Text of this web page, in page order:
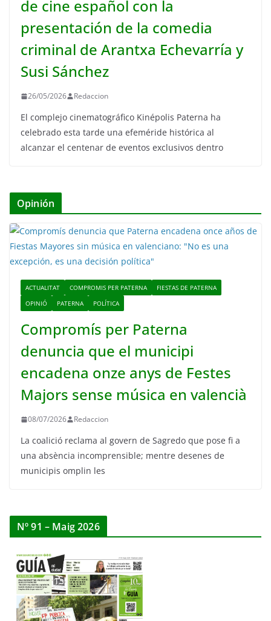
de cine español con la
presentación de la comedia
criminal de Arantxa Echevarría y
Susi Sánchez
26/05/2026 Redaccion
El complejo cinematográfico Kinépolis Paterna ha
celebrado esta tarde una efeméride histórica al
alcanzar el centenar de eventos exclusivos dentro
Opinión
ACTUALITAT COMPROMIS PER PATERNA
FIESTAS DE PATERNA
OPINIÓ
PATERNA POLÍTICA
Compromís per Paterna
denuncia que el municipi
encadena onze anys de Festes
Majors sense música en valencià
08/07/2026 Redaccion
La coalició reclama al govern de Sagredo que pose fi a
una absència incomprensible; mentre desenes de
municipis omplin les
Nº 91 – Maig 2026